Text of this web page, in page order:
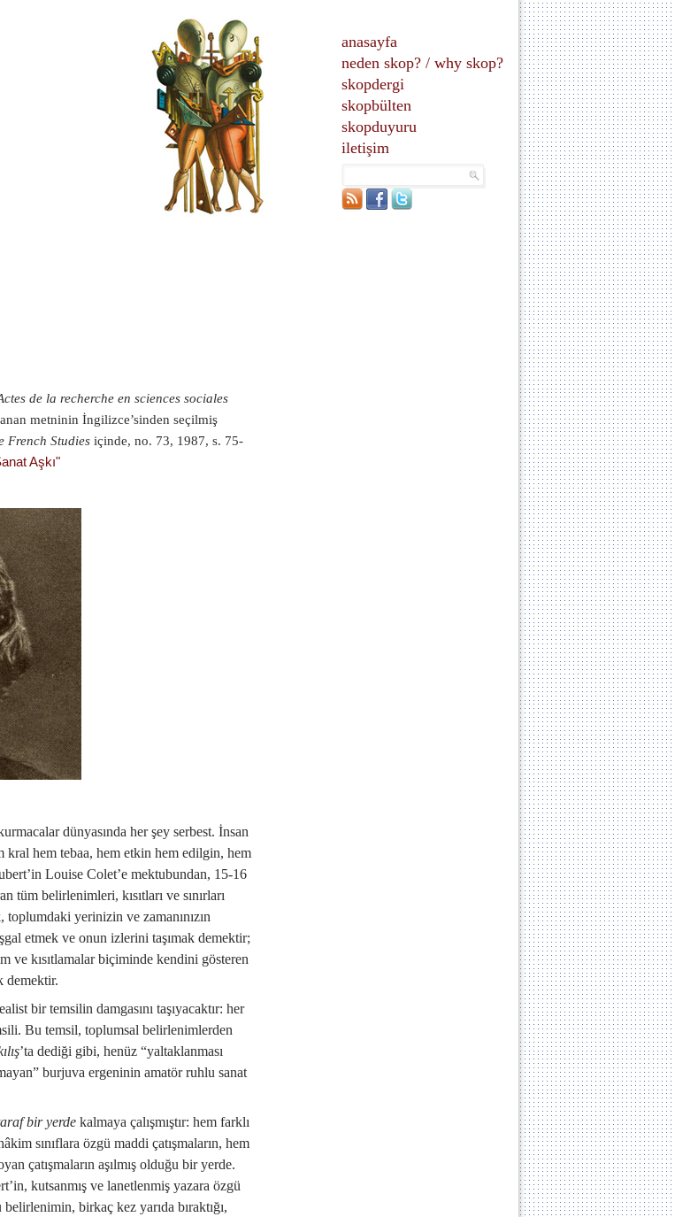
anasayfa
neden skop? / why skop?
skopdergi
skopbülten
skopduyuru
iletişim
de la recherche en sciences sociales
metninin İngilizce’sinden seçilmiş
French Studies içinde, no. 73, 1987, s. 75-
Aşkı"
dünyasında her şey serbest. İnsan
hem tebaa, hem etkin hem edilgin, hem
Louise Colet’e mektubundan, 15-16
tüm belirlenimleri, kısıtları ve sınırları
yerinizin ve zamanınızın
etmek ve onun izlerini taşımak demektir;
ve kısıtlamalar biçiminde kendini gösteren
demektir.
bir temsilin damgasını taşıyacaktır: her
Bu temsil, toplumsal belirlenimlerden
’ta dediği gibi, henüz “yaltaklanması
burjuva ergeninin amatör ruhlu sanat
bir yerde kalmaya çalışmıştır: hem farklı
sınıflara özgü maddi çatışmaların, hem
çatışmaların aşılmış olduğu bir yerde.
kutsanmış ve lanetlenmiş yazara özgü
birkaç kez yarıda bıraktığı,